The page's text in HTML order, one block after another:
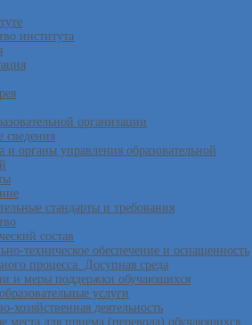
института
организации
сведения
и органы управления образовательной
стандарты и требования
состав
техническое обеспечение и оснащенность
процесса. Досупная среда
и меры поддержки обучающихся
услуги
хозяйственная деятельность
места для приема (перевода) обучающихся